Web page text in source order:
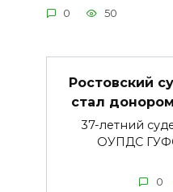
0 50
Ростовский
стал
37-летний
ОУПДС
0